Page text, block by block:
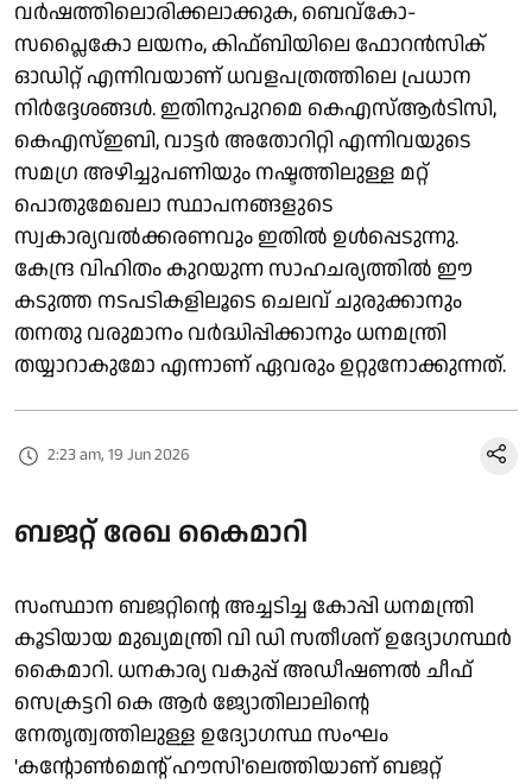
വർഷത്തിലൊരിക്കലാക്കുക, ബെവ്കോ-
സപ്ലൈകോ ലയനം, കിഫ്ബിയിലെ ഫോറൻസിക്
ഓഡിറ്റ് എന്നിവയാണ് ധവളപത്രത്തിലെ പ്രധാന
നിർദ്ദേശങ്ങൾ. ഇതിനുപുറമെ കെഎസ്ആർടിസി,
കെഎസ്ഇബി, വാട്ടർ അതോറിറ്റി എന്നിവയുടെ
സമഗ്ര അഴിച്ചുപണിയും നഷ്ടത്തിലുള്ള മറ്റ്
പൊതുമേഖലാ സ്ഥാപനങ്ങളുടെ
സ്വകാര്യവൽക്കരണവും ഇതിൽ ഉൾപ്പെടുന്നു.
കേന്ദ്ര വിഹിതം കുറയുന്ന സാഹചര്യത്തിൽ ഈ
കടുത്ത നടപടികളിലൂടെ ചെലവ് ചുരുക്കാനും
തനതു വരുമാനം വർദ്ധിപ്പിക്കാനും ധനമന്ത്രി
തയ്യാറാകുമോ എന്നാണ് ഏവരും ഉറ്റുനോക്കുന്നത്.
2:23 am, 19 Jun 2026
ബജറ്റ് രേഖ കൈമാറി
സംസ്ഥാന ബജറ്റിന്റെ അച്ചടിച്ച കോപ്പി ധനമന്ത്രി
കൂടിയായ മുഖ്യമന്ത്രി വി ഡി സതീശന് ഉദ്യോഗസ്ഥർ
കൈമാറി. ധനകാര്യ വകുപ്പ് അഡീഷണൽ ചീഫ്
സെക്രട്ടറി കെ ആർ ജ്യോതിലാലിന്റെ
നേതൃത്വത്തിലുള്ള ഉദ്യോഗസ്ഥ സംഘം
'കന്റോൺമെന്റ് ഹൗസി'ലെത്തിയാണ് ബജറ്റ്